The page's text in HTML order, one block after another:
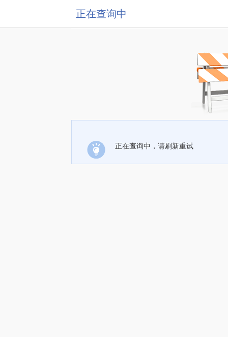
正在查询中
正在查询中，请刷新重试